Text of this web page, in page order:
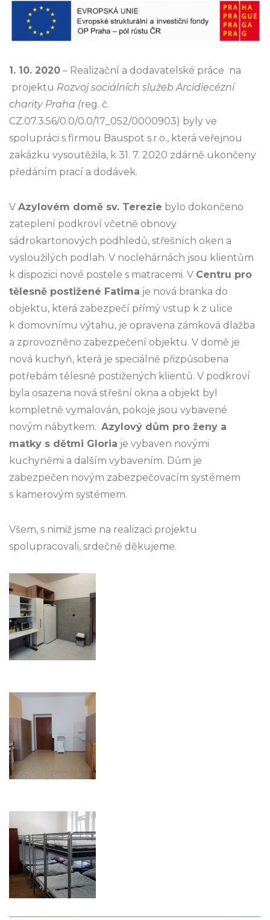
1. 10. 2020 – Realizační a dodavatelské práce na
projektu Rozvoj sociálních služeb Arcidiecézní
charity Praha (reg. č.
CZ.07.3.56/0.0/0.0/17_052/0000903) byly ve
spolupráci s firmou Bauspot s.r.o., která veřejnou
zakázku vysoutěžila, k 31. 7. 2020 zdárně ukončeny
předáním prací a dodávek.
V Azylovém domě sv. Terezie bylo dokončeno
zateplení podkroví včetně obnovy
sádrokartonových podhledů, střešních oken a
vysloužilých podlah. V noclehárnách jsou klientům
k dispozici nové postele s matracemi. V Centru pro
tělesně postižené Fatima je nová branka do
objektu, která zabezpečí přímý vstup k z ulice
k domovnímu výtahu, je opravena zámková dlažba
a zprovozněno zabezpečení objektu. V domě je
nová kuchyň, která je speciálně přizpůsobena
potřebám tělesně postižených klientů. V podkroví
byla osazena nová střešní okna a objekt byl
kompletně vymalován, pokoje jsou vybavené
novým nábytkem. Azylový dům pro ženy a
matky s dětmi Gloria je vybaven novými
kuchyněmi a dalším vybavením. Dům je
zabezpečen novým zabezpečovacím systémem
s kamerovým systémem.
Všem, s nimiž jsme na realizaci projektu
spolupracovali, srdečně děkujeme.